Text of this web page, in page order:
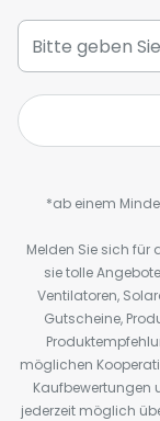
*ab einem
Melden Sie sich für
sie tolle
Ventilatoren,
Gutscheine,
möglichen
Kaufbewertungen
jederzeit möglich